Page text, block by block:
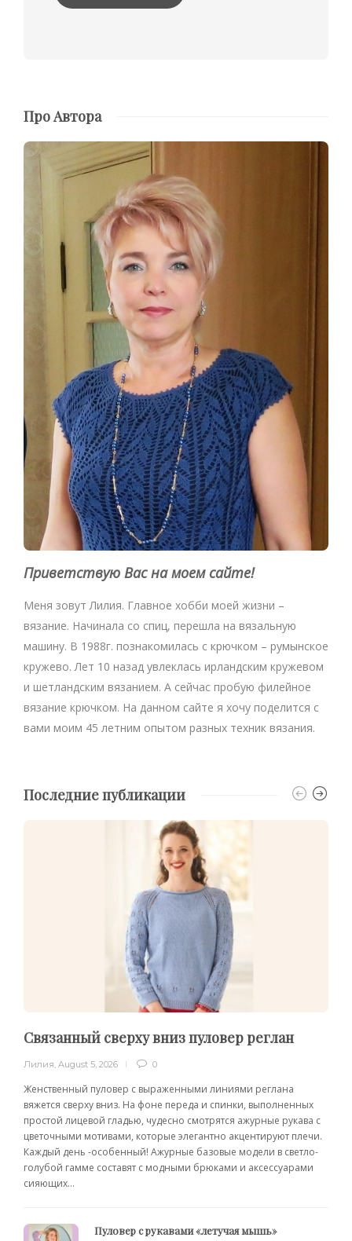
Про Автора
Приветствую Вас на моем сайте!
Меня зовут Лилия. Главное хобби моей жизни –
вязание. Начинала со спиц, перешла на вязальную
машину. В 1988г. познакомилась с крючком – румынское
кружево. Лет 10 назад увлеклась ирландским кружевом
и шетландским вязанием. А сейчас пробую филейное
вязание крючком. На данном сайте я хочу поделится с
вами моим 45 летним опытом разных техник вязания.
Последние публикации
Связанный сверху вниз пуловер реглан
Лилия, August 5, 2026 0
Женственный пуловер с выраженными линиями реглана
вяжется сверху вниз. На фоне переда и спинки, выполненных
простой лицевой гладью, чудесно смотрятся ажурные рукава с
цветочными мотивами, которые элегантно акцентируют плечи.
Каждый день -особенный! Ажурные базовые модели в светло-
голубой гамме составят с модными брюками и аксессуарами
сияющих...
Пуловер с рукавами «летучая мышь»